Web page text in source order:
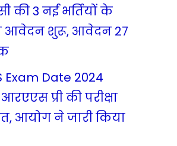
की 3 नई भर्तियों के
आवेदन शुरू, आवेदन 27
Exam Date 2024
प्री की परीक्षा
आयोग ने जारी किया